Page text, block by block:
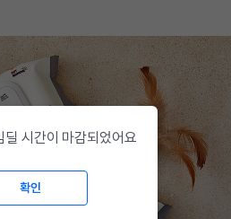
딜 시간이 마감되었어요
확인